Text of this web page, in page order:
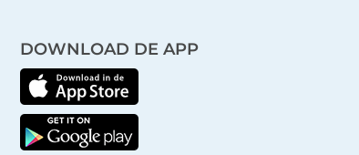
DOWNLOAD DE APP